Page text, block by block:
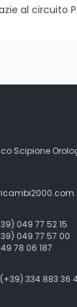
al circuito
Scipione
049 77 52 15
049 77 57 00
78 06 187
334 883 36